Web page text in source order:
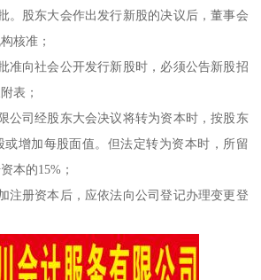
。股东大会作出发行新股的决议后，董事会
核准；
准向社会公开发行新股时，必须公告新股招
表；
公司经股东大会决议将转为资本时，按股东
或增加每股面值。但法定转为资本时，所留
本的15%；
注册资本后，应依法向公司登记办理变更登